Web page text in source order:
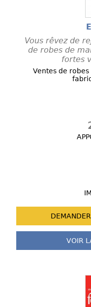
Vous rêvez de
de robes de
fortes
Ventes de
VOIR